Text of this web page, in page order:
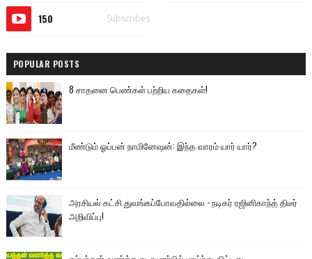
150 Subscribes
POPULAR POSTS
8 சாதனை பெண்கள் பற்றிய கதைகள்!
மீண்டும் ஓப்பன் நாமினேஷன்: இந்த வாரம் யார் யார்?
அரசியல் கட்சி துவங்கப்போவதில்லை - நடிகர் ரஜினிகாந்த் திடீர்
அறிவிப்பு!